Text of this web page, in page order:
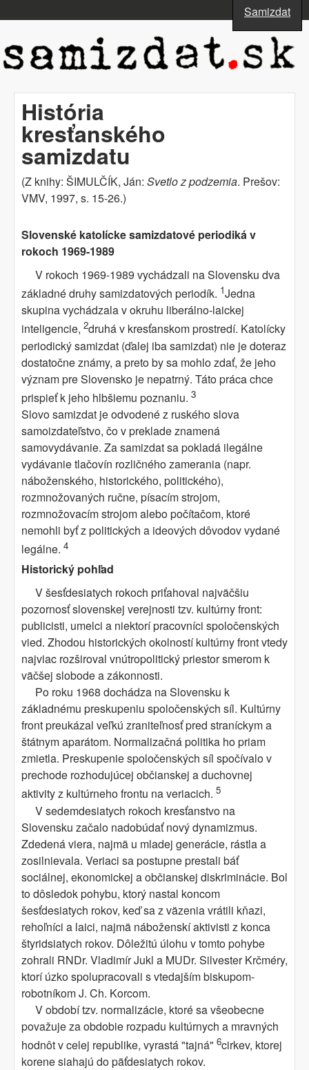
Samizdat
www.samizdat.sk
História
kresťanského
samizdatu
(Z knihy: ŠIMULČÍK, Ján: Svetlo z podzemia. Prešov:
VMV, 1997, s. 15-26.)
Slovenské katolícke samizdatové periodiká v
rokoch 1969-1989
V rokoch 1969-1989 vychádzali na Slovensku dva
základné druhy samizdatových periodík. 1Jedna
skupina vychádzala v okruhu liberálno-laickej
inteligencie, 2druhá v kresťanskom prostredí. Katolícky
periodický samizdat (ďalej iba samizdat) nie je doteraz
dostatočne známy, a preto by sa mohlo zdať, že jeho
význam pre Slovensko je nepatrný. Táto práca chce
prispieť k jeho hlbšiemu poznaniu. 3
Slovo samizdat je odvodené z ruského slova
samoizdateľstvo, čo v preklade znamená
samovydávanie. Za samizdat sa pokladá ilegálne
vydávanie tlačovín rozličného zamerania (napr.
náboženského, historického, politického),
rozmnožovaných ručne, písacím strojom,
rozmnožovacím strojom alebo počítačom, ktoré
nemohli byť z politických a ideových dôvodov vydané
legálne. 4
Historický pohľad
V šesťdesiatych rokoch priťahoval najväčšiu
pozornosť slovenskej verejnosti tzv. kultúrny front:
publicisti, umelci a niektorí pracovníci spoločenských
vied. Zhodou historických okolností kultúrny front vtedy
najviac rozširoval vnútropolitický priestor smerom k
väčšej slobode a zákonnosti.
Po roku 1968 dochádza na Slovensku k
základnému preskupeniu spoločenských síl. Kultúrny
front preukázal veľkú zraniteľnosť pred straníckym a
štátnym aparátom. Normalizačná politika ho priam
zmietla. Preskupenie spoločenských síl spočívalo v
prechode rozhodujúcej občianskej a duchovnej
aktivity z kultúrneho frontu na veriacich. 5
V sedemdesiatych rokoch kresťanstvo na
Slovensku začalo nadobúdať nový dynamizmus.
Zdedená viera, najmä u mladej generácie, rástla a
zosilnievala. Veriaci sa postupne prestali báť
sociálnej, ekonomickej a občianskej diskriminácie. Bol
to dôsledok pohybu, ktorý nastal koncom
šesťdesiatych rokov, keď sa z väzenia vrátili kňazi,
rehoľníci a laici, najmä náboženskí aktivisti z konca
štyridsiatych rokov. Dôležitú úlohu v tomto pohybe
zohrali RNDr. Vladimír Jukl a MUDr. Silvester Krčméry,
ktorí úzko spolupracovali s vtedajším biskupom-
robotníkom J. Ch. Korcom.
V období tzv. normalizácie, ktoré sa všeobecne
považuje za obdobie rozpadu kultúrnych a mravných
hodnôt v celej republike, vyrastá "tajná" 6cirkev, ktorej
korene siahajú do päťdesiatych rokov.